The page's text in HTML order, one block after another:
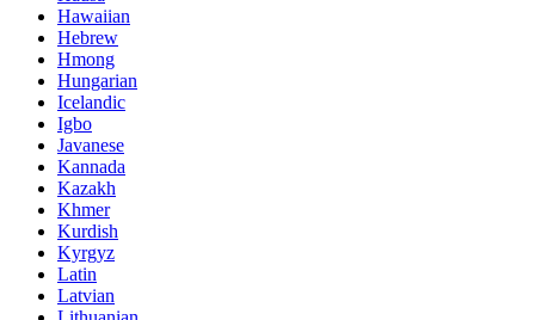
Hawaiian
Hebrew
Hmong
Hungarian
Icelandic
Igbo
Javanese
Kannada
Kazakh
Khmer
Kurdish
Kyrgyz
Latin
Latvian